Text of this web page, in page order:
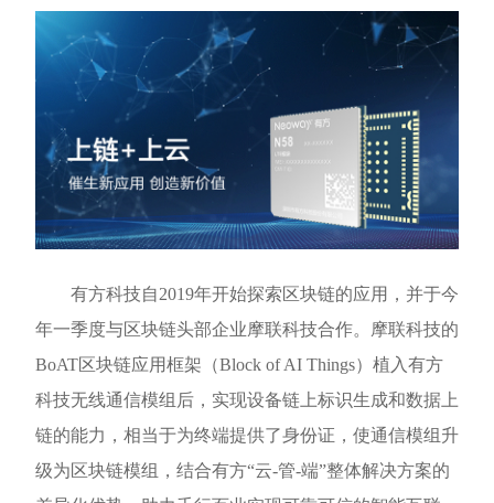
有方科技自2019年开始探索区块链的应用，并于今
年一季度与区块链头部企业摩联科技合作。摩联科技的
BoAT区块链应用框架（Block of AI Things）植入有方
科技无线通信模组后，实现设备链上标识生成和数据上
链的能力，相当于为终端提供了身份证，使通信模组升
级为区块链模组，结合有方“云-管-端”整体解决方案的